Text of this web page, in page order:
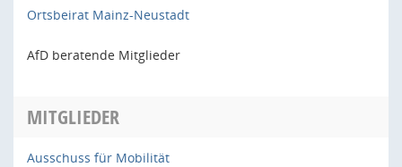
Ortsbeirat Mainz-Neustadt
AfD beratende Mitglieder
MITGLIEDER
Ausschuss für Mobilität